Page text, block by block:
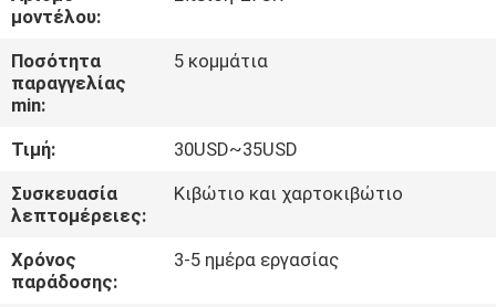
ΈΛΕΓΧΟΣ
ΜΑΣ
ΣΕ
ΕΠΑΦΉ
μοντέλου:
Ποσότητα
παραγγελίας
min:
5 κομμάτια
Τιμή:
30USD~35USD
Συσκευασία
λεπτομέρειες:
Κιβώτιο και χαρτοκιβώτιο
Χρόνος
παράδοσης:
3-5 ημέρα εργασίας